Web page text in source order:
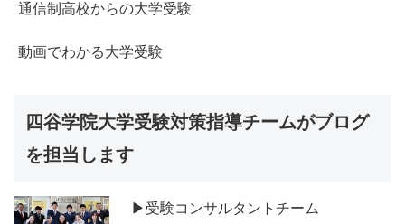
通信制高校からの大学受験
動画でわかる大学受験
四谷学院大学受験対策指導チームがブログ
を担当します
▶受験コンサルタントチーム